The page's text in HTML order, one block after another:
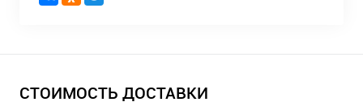
СТОИМОСТЬ ДОСТАВКИ